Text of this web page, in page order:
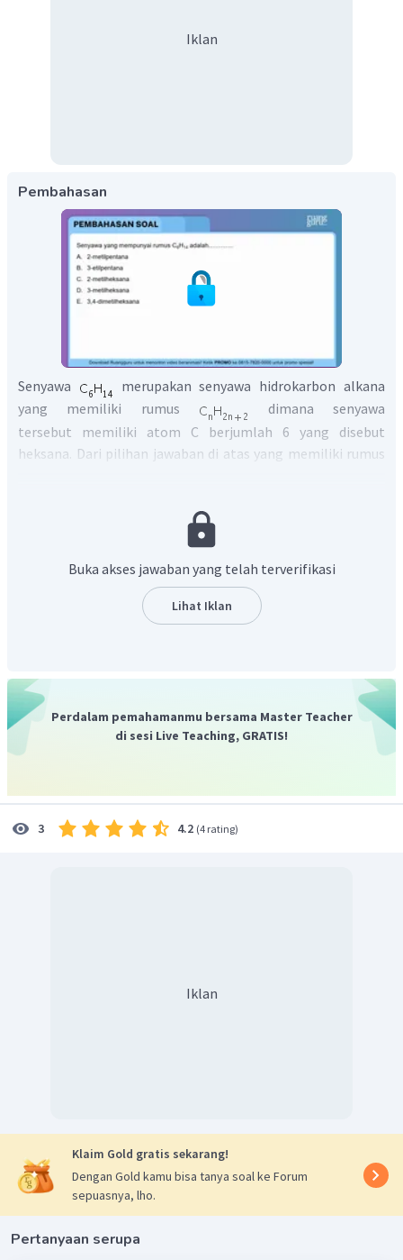
Iklan
Pembahasan
Senyawa
merupakan senyawa hidrokarbon alkana
yang memiliki rumus
dimana senyawa
tersebut memiliki atom C berjumlah 6 yang disebut
heksana. Dari pilihan jawaban di atas yang memiliki rumus
Senyawa tersebut memiliki atom karbon sebanyak 6 dan
Buka akses jawaban yang telah terverifikasi
Lihat Iklan
Perdalam pemahamanmu bersama Master Teacher
di sesi Live Teaching, GRATIS!
3 4.2 (4 rating)
Iklan
Klaim Gold gratis sekarang!
Dengan Gold kamu bisa tanya soal ke Forum
sepuasnya, lho.
Pertanyaan serupa